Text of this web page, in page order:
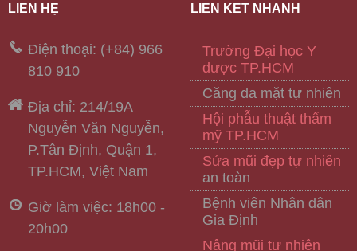
LIÊN HỆ
Điện thoại: (+84) 966
810 910
Địa chỉ: 214/19A
Nguyễn Văn Nguyễn,
P.Tân Định, Quận 1,
TP.HCM, Việt Nam
Giờ làm việc: 18h00 -
20h00
LIÊN KẾT NHANH
Trường Đại học Y
dược TP.HCM
Căng da mặt tự nhiên
Hội phẫu thuật thẩm
mỹ TP.HCM
Sửa mũi đẹp tự nhiên
an toàn
Bệnh viên Nhân dân
Gia Định
Nâng mũi tự nhiên